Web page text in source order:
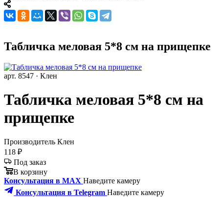
Табличка меловая 5*8 см на прищепке
арт. 8547 · Клен
Табличка меловая 5*8 см на
прищепке
Производитель Клен
118 ₽
Под заказ
В корзину
Консультация в MAX Наведите камеру
Консультация в Telegram Наведите камеру